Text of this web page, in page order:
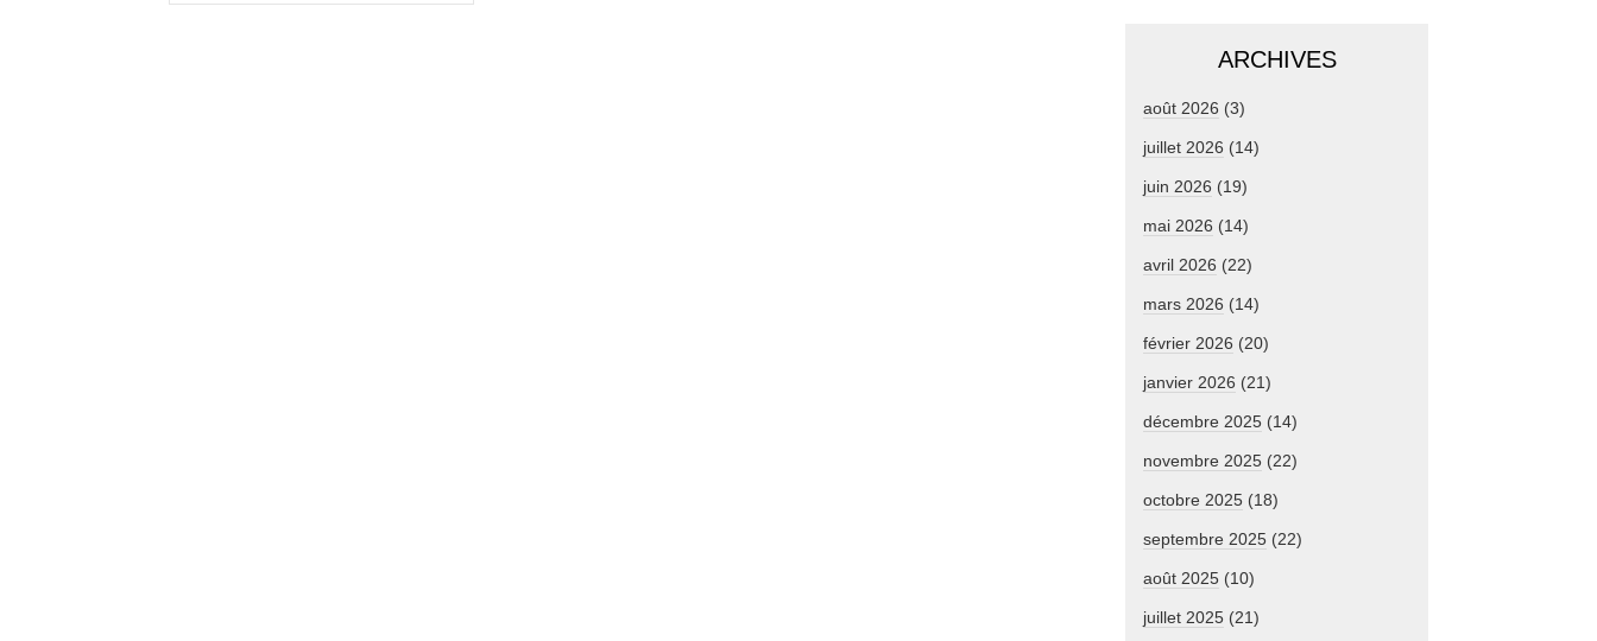
ARCHIVES
août 2026 (3)
juillet 2026 (14)
juin 2026 (19)
mai 2026 (14)
avril 2026 (22)
mars 2026 (14)
février 2026 (20)
janvier 2026 (21)
décembre 2025 (14)
novembre 2025 (22)
octobre 2025 (18)
septembre 2025 (22)
août 2025 (10)
juillet 2025 (21)